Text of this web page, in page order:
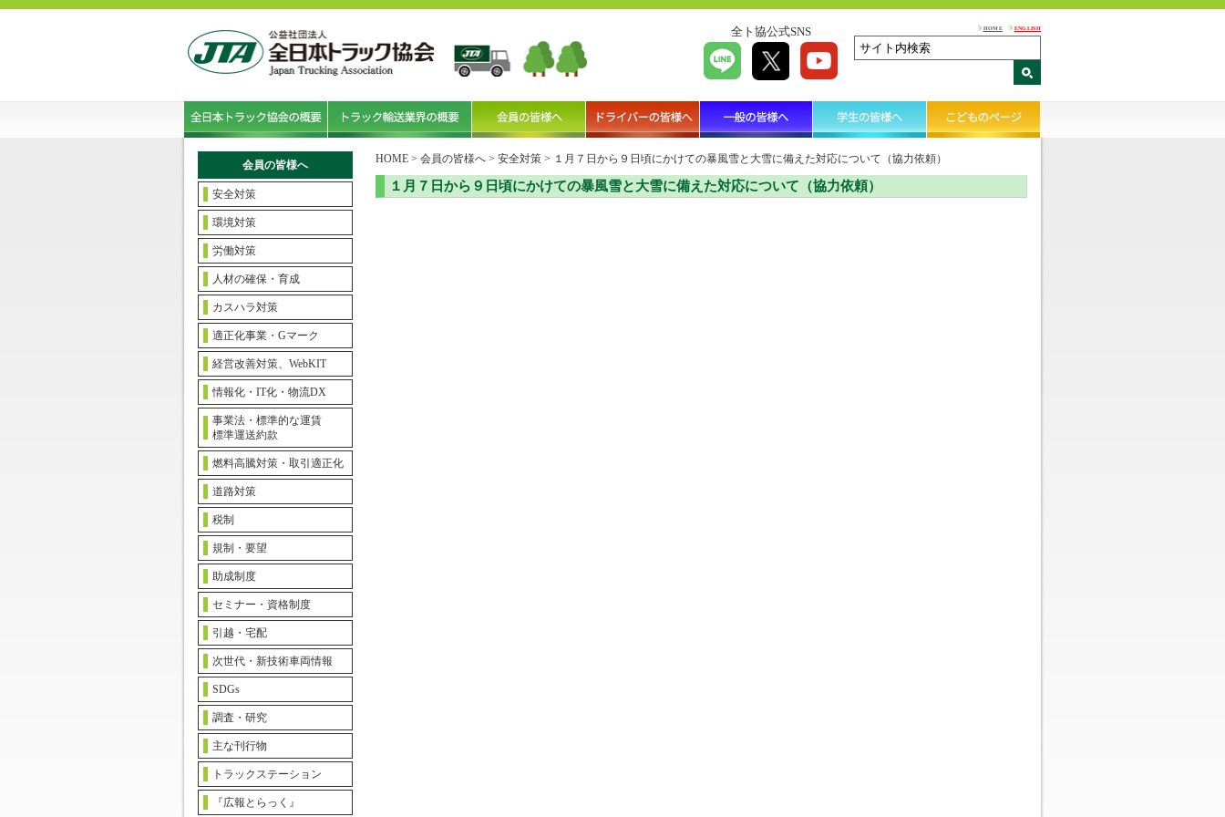
全ト協公式SNS HOME ENGLISH
会員の皆様へ
安全対策
環境対策
労働対策
人材の確保・育成
カスハラ対策
適正化事業・Gマーク
経営改善対策、WebKIT
情報化・IT化・物流DX
事業法・標準的な運賃
標準運送約款
燃料高騰対策・取引適正化
道路対策
税制
規制・要望
助成制度
セミナー・資格制度
引越・宅配
次世代・新技術車両情報
SDGs
調査・研究
主な刊行物
トラックステーション
『広報とらっく』
HOME > 会員の皆様へ > 安全対策 > １月７日から９日頃にかけての暴風雪と大雪に備えた対応について（協力依頼）
１月７日から９日頃にかけての暴風雪と大雪に備えた対応について（協力依頼）